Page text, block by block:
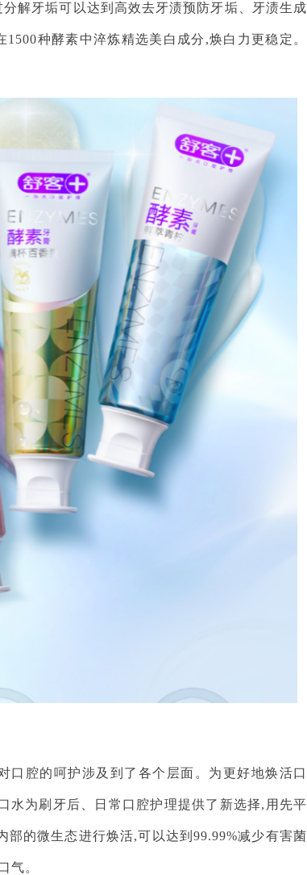
解牙垢可以达到高效去牙渍预防牙垢、牙渍生成
种酵素中淬炼精选美白成分,焕白力更稳定。
口腔的呵护涉及到了各个层面。为更好地焕活口
水为刷牙后、日常口腔护理提供了新选择,用先平
的微生态进行焕活,可以达到99.99%减少有害菌
气。